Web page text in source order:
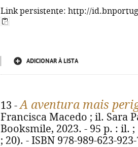
Link persistente: http://
ADICIONAR À LISTA
13 -A aventura mais
Francisca Macedo ; il. Sara
Booksmile, 2023. - 95 p. : il.
; 20). - ISBN 978-989-623-